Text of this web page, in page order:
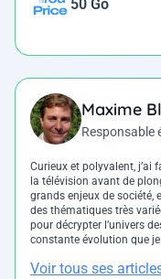
50 Go
Maxime
Responsable
Curieux et polyvalent, j’ai
la télévision avant de
grands enjeux de société,
des thématiques très
pour décrypter l’univers
constante évolution que
Voir tous ses